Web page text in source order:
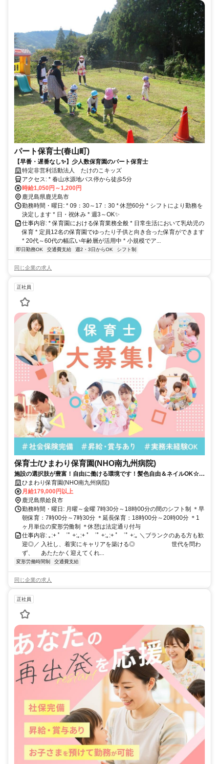
パート保育士(春山町)
【早番・遅番なし✨】少人数保育園のパート保育士
特定非営利活動法人 たけのこキッズ
アクセス: * 春山水源地バス停から徒歩5分
時給1,050円～1,200円
鹿児島県鹿児島市
勤務時間・曜日: * 09：30～17：30 * 休憩60分 * シフトにより勤務を
決定します * 日・祝休み * 週3～OK✨
仕事内容: * 保育園における保育業務全般 * 日常生活において乳幼児の
保育 * 定員12名の保育園でゆったり子供と向き合った保育ができます
* 20代～60代の幅広い年齢層が活用中 * 小規模でア...
即日勤務OK 交通費支給 週2・3日からOK シフト制
同じ企業の求人
正社員
保育士/ひまわり保育園(NHO南九州病院)
施設の選択肢が豊富！自由に働ける環境です！髪色自由＆ネイルOK☆社
宅支援制度あり
ひまわり保育園(NHO南九州病院)
月給179,000円以上
鹿児島県姶良市
勤務時間・曜日: 月曜～金曜 7時30分～18時00分の間のシフト制 ＊早
朝保育：7時00分～7時30分 ＊延長保育：18時00分～20時00分 ＊1
ヶ月単位の変形労働制 ＊休憩は法定通り付与
仕事内容: ｡:+ ﾟ ゜ﾟ +:｡:+ ﾟ ゜ﾟ +:｡:+ ﾟ ゜ﾟ +:｡ ＼ブランクのある方も歓
迎◎／ 入社し、着実にキャリアを築ける◎ 世代を問わ
ず、 あたたかく迎えてくれ...
変形労働時間制 交通費支給
同じ企業の求人
正社員